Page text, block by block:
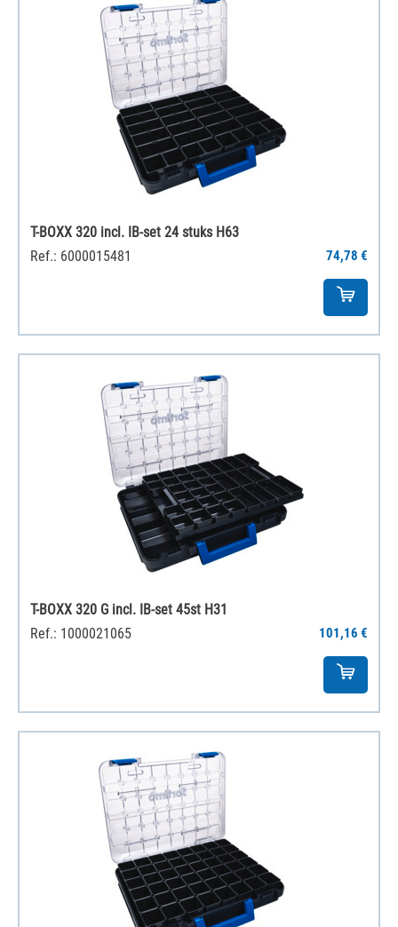
T-BOXX 320 incl. IB-set 24 stuks H63
Ref.: 6000015481
74,78 €
T-BOXX 320 G incl. IB-set 45st H31
Ref.: 1000021065
101,16 €